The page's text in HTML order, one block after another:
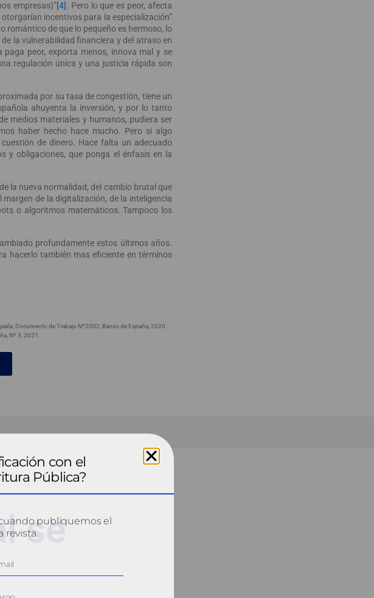
empresas)”[4]. Pero lo que es peor, afecta
incentivos para la especialización”
romántico de que lo pequeño es hermoso, lo
la vulnerabilidad financiera y del atraso en
peor, exporta menos, innova mal y se
regulación única y una justicia rápida son
por su tasa de congestión, tiene un
ahuyenta la inversión, y por lo tanto
medios materiales y humanos, pudiera ser
haber hecho hace mucho. Pero si algo
de dinero. Hace falta un adecuado
y obligaciones, que ponga el énfasis en la
la nueva normalidad, del cambio brutal que
de la digitalización, de la inteligencia
o algoritmos matemáticos. Tampoco los
profundamente estos últimos años.
hacerlo también mas eficiente en términos
, Documento de Trabajo Nº2002, Banco de España, 2020
Nº 3, 2021.
se
con el
Pública?
publiquemos el
revista.